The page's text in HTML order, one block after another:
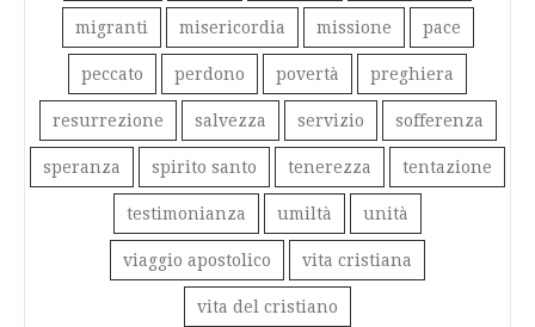
migranti misericordia missione pace
peccato perdono povertà preghiera
resurrezione salvezza servizio sofferenza
speranza spirito santo tenerezza tentazione
testimonianza umiltà unità
viaggio apostolico vita cristiana
vita del cristiano